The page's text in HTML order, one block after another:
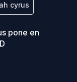
cyrus
pone en